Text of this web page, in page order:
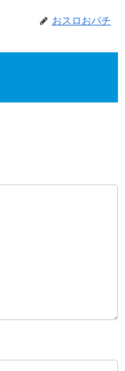
おスロおパチ